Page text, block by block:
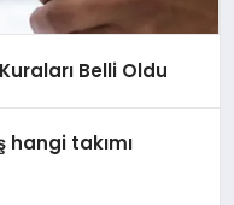
Belli Oldu
takımı